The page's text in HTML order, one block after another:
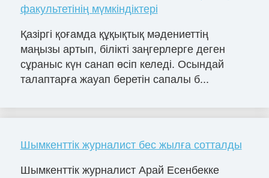
факультетінің мүмкіндіктері
Қазіргі қоғамда құқықтық мәдениеттің
маңызы артып, білікті заңгерлерге деген
сұраныс күн санап өсіп келеді. Осындай
талаптарға жауап беретін сапалы б...
Шымкенттік журналист бес жылға сотталды
Шымкенттік журналист Арай Есенбекке